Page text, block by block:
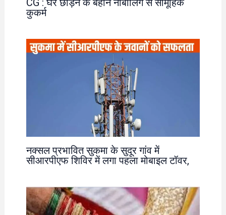
CG : घर छोड़ने के बहाने नाबालिग से सामूहिक
कुकर्म
नक्सल प्रभावित सुकमा के सुदूर गांव में
सीआरपीएफ शिविर में लगा पहला मोबाइल टॉवर,